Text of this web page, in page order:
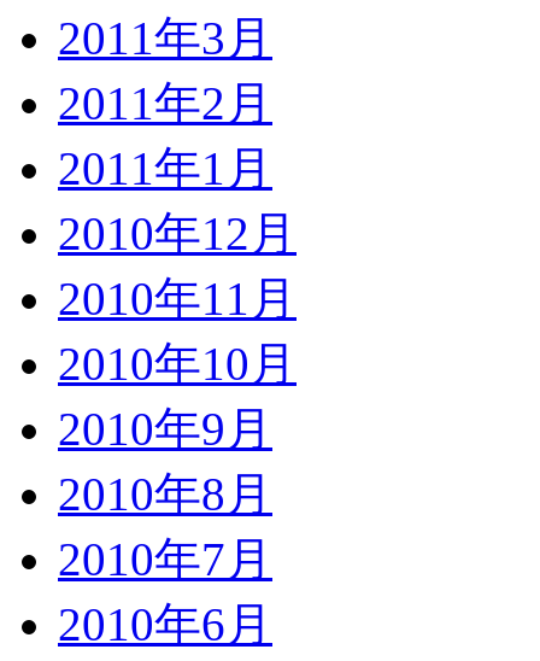
2011年3月
2011年2月
2011年1月
2010年12月
2010年11月
2010年10月
2010年9月
2010年8月
2010年7月
2010年6月